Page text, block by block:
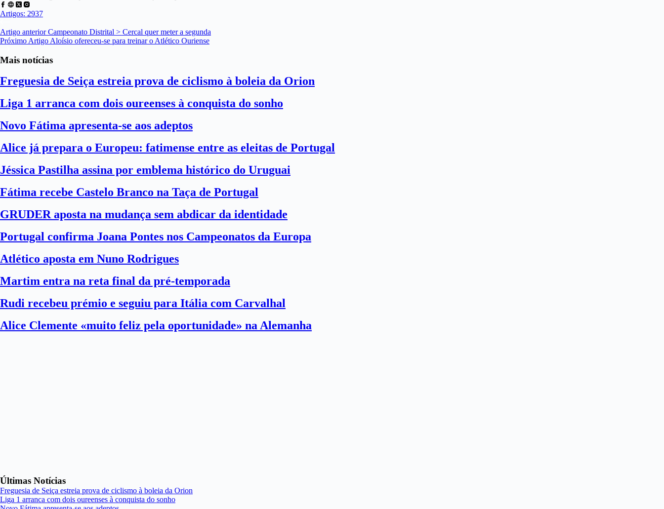
Artigos: 2937
Artigo anteriorCampeonato Distrital > Cercal quer meter a segunda
Próximo Artigo Aloísio ofereceu-se para treinar o Atlético Ouriense
Mais notícias
Freguesia de Seiça estreia prova de ciclismo à boleia da Orion
Liga 1 arranca com dois oureenses à conquista do sonho
Novo Fátima apresenta-se aos adeptos
Alice já prepara o Europeu: fatimense entre as eleitas de Portugal
Jéssica Pastilha assina por emblema histórico do Uruguai
Fátima recebe Castelo Branco na Taça de Portugal
GRUDER aposta na mudança sem abdicar da identidade
Portugal confirma Joana Pontes nos Campeonatos da Europa
Atlético aposta em Nuno Rodrigues
Martim entra na reta final da pré-temporada
Rudi recebeu prémio e seguiu para Itália com Carvalhal
Alice Clemente «muito feliz pela oportunidade» na Alemanha
Últimas Notícias
Freguesia de Seiça estreia prova de ciclismo à boleia da Orion
Liga 1 arranca com dois oureenses à conquista do sonho